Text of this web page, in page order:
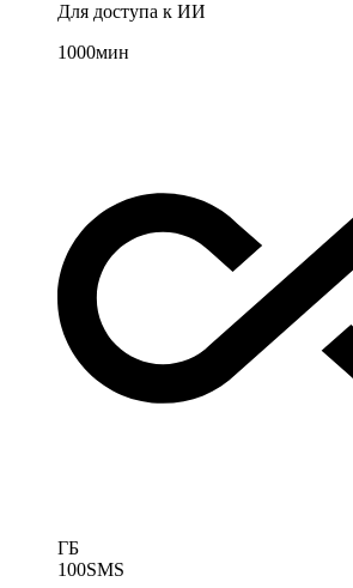
Для доступа к ИИ
1000мин
ГБ
100SMS